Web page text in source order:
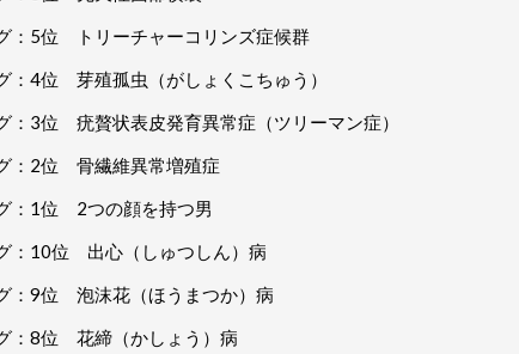
：5位 トリーチャーコリンズ症候群
：4位 芽殖孤虫（がしょくこちゅう）
：3位 疣贅状表皮発育異常症（ツリーマン症）
：2位 骨繊維異常増殖症
：1位 2つの顔を持つ男
：10位 出心（しゅつしん）病
：9位 泡沫花（ほうまつか）病
：8位 花締（かしょう）病